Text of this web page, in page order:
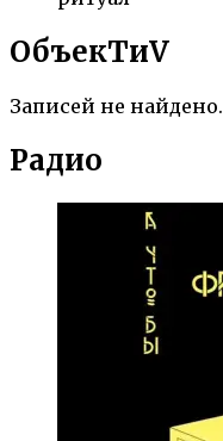
ОбъекTиV
Записей не найдено.
Радио